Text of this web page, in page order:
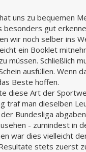
uns zu bequemen
besonders gut
wir noch selber ins
ein Booklet
müssen. Schließlich
ausfüllen. Wenn
Beste hoffen.
diese Art der
traf man dieselben
Bundesliga
- zumindest in
war dies vielleicht
stets zuerst